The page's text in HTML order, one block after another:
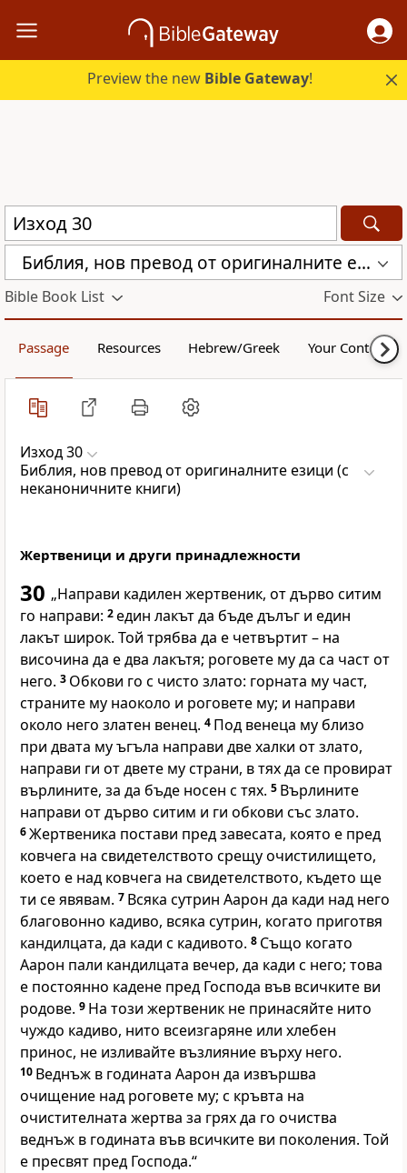
Preview the new Bible Gateway!
Библия, нов превод от оригиналните езици (с неканоничните книги) (CBT)
Bible Book List Font Size
Passage Resources Hebrew/Greek Your Content
Изход 30
Библия, нов превод от оригиналните езици (с
неканоничните книги)
Жертвеници и други принадлежности
30 „Направи кадилен жертвеник, от дърво ситим
го направи: 2един лакът да бъде дълъг и един
лакът широк. Той трябва да е четвъртит – на
височина да е два лакътя; роговете му да са част от
него. 3 Обкови го с чисто злато: горната му част,
страните му наоколо и роговете му; и направи
около него златен венец. 4 Под венеца му близо
при двата му ъгъла направи две халки от злато,
направи ги от двете му страни, в тях да се провират
върлините, за да бъде носен с тях. 5 Върлините
направи от дърво ситим и ги обкови със злато.
6Жертвеника постави пред завесата, която е пред
ковчега на свидетелството срещу очистилището,
което е над ковчега на свидетелството, където ще
ти се явявам. 7 Всяка сутрин Аарон да кади над него
благовонно кадиво, всяка сутрин, когато приготвя
кандилцата, да кади с кадивото. 8 Също когато
Аарон пали кандилцата вечер, да кади с него; това
е постоянно кадене пред Господа във всичките ви
родове. 9 На този жертвеник не принасяйте нито
чуждо кадиво, нито всеизгаряне или хлебен
принос, не изливайте възлияние върху него.
10 Веднъж в годината Аарон да извършва
очищение над роговете му; с кръвта на
очистителната жертва за грях да го очиства
веднъж в годината във всичките ви поколения. Той
е пресвят пред Господа.“